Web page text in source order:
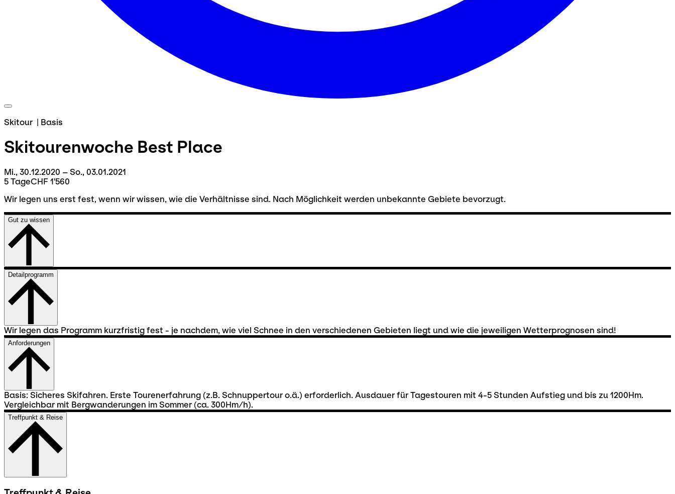
Skitour | Basis
Skitourenwoche Best Place
Mi., 30.12.2020 – So., 03.01.2021
5 TageCHF 1'560
Wir legen uns erst fest, wenn wir wissen, wie die Verhältnisse sind. Nach Möglichkeit werden unbekannte Gebiete bevorzugt.
Gut zu wissen
Detailprogramm
Wir legen das Programm kurzfristig fest - je nachdem, wie viel Schnee in den verschiedenen Gebieten liegt und wie die jeweiligen Wetterprognosen sind!
Anforderungen
Basis: Sicheres Skifahren. Erste Tourenerfahrung (z.B. Schnuppertour o.ä.) erforderlich. Ausdauer für Tagestouren mit 4-5 Stunden Aufstieg und bis zu 1200Hm.
Vergleichbar mit Bergwanderungen im Sommer (ca. 300Hm/h).
Treffpunkt & Reise